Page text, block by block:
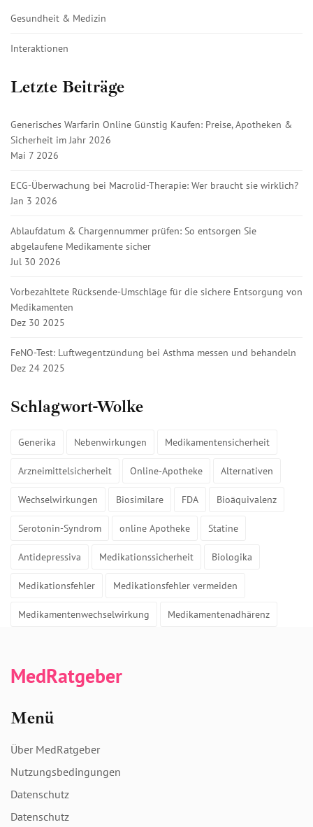
Gesundheit & Medizin
Interaktionen
Letzte Beiträge
Generisches Warfarin Online Günstig Kaufen: Preise, Apotheken &
Sicherheit im Jahr 2026
Mai 7 2026
ECG-Überwachung bei Macrolid-Therapie: Wer braucht sie wirklich?
Jan 3 2026
Ablaufdatum & Chargennummer prüfen: So entsorgen Sie
abgelaufene Medikamente sicher
Jul 30 2026
Vorbezahltete Rücksende-Umschläge für die sichere Entsorgung von
Medikamenten
Dez 30 2025
FeNO-Test: Luftwegentzündung bei Asthma messen und behandeln
Dez 24 2025
Schlagwort-Wolke
Generika Nebenwirkungen Medikamentensicherheit
Arzneimittelsicherheit Online-Apotheke Alternativen
Wechselwirkungen Biosimilare FDA Bioäquivalenz
Serotonin-Syndrom online Apotheke Statine
Antidepressiva Medikationssicherheit Biologika
Medikationsfehler Medikationsfehler vermeiden
Medikamentenwechselwirkung Medikamentenadhärenz
MedRatgeber
Menü
Über MedRatgeber
Nutzungsbedingungen
Datenschutz
Datenschutz